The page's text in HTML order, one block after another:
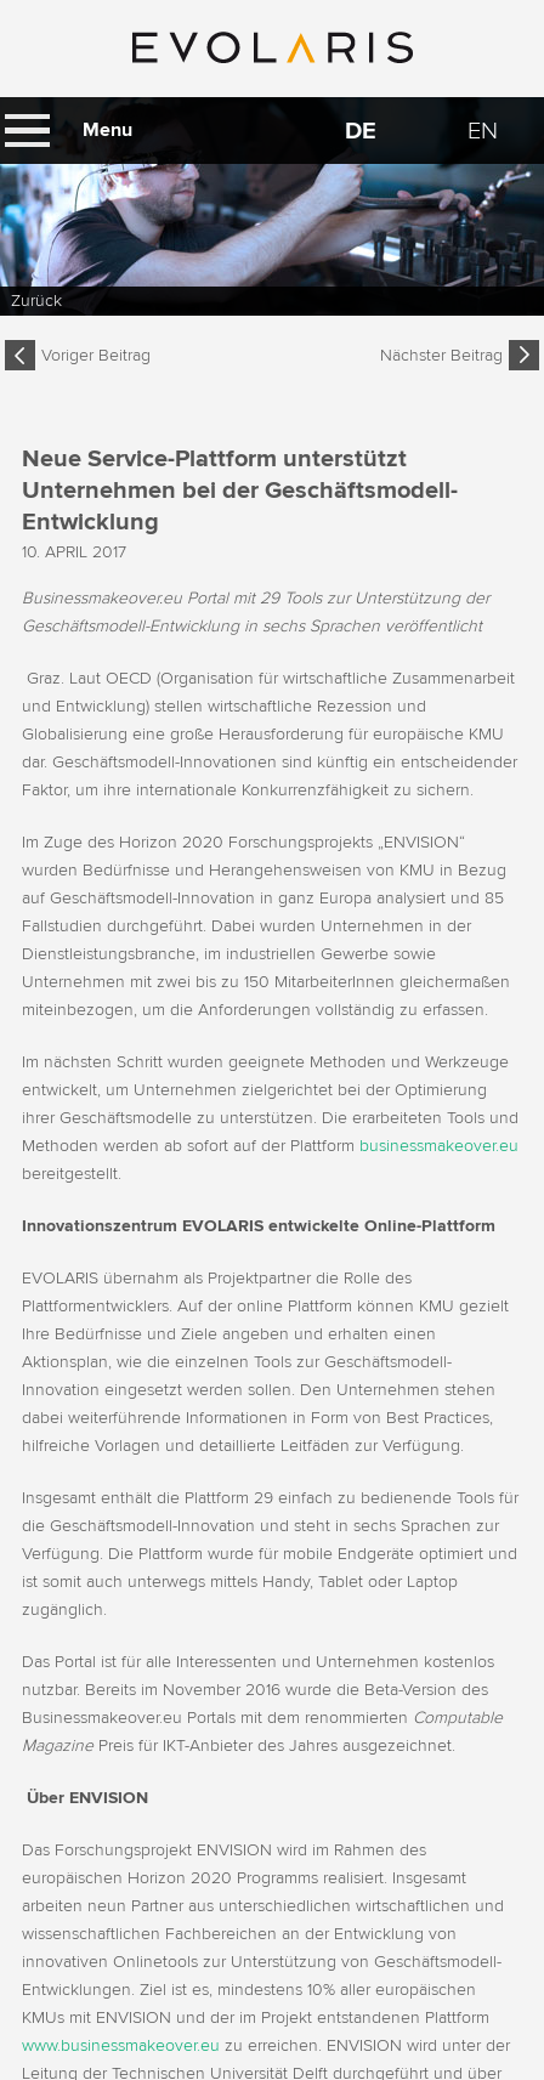
DE EN
Menu
Zurück
Nächster Beitrag
Voriger Beitrag
Neue Service-Plattform unterstützt
Unternehmen bei der Geschäftsmodell-
Entwicklung
10. APRIL 2017
Businessmakeover.eu Portal mit 29 Tools zur Unterstützung der
Geschäftsmodell-Entwicklung in sechs Sprachen veröffentlicht
Graz. Laut OECD (Organisation für wirtschaftliche Zusammenarbeit
und Entwicklung) stellen wirtschaftliche Rezession und
Globalisierung eine große Herausforderung für europäische KMU
dar. Geschäftsmodell-Innovationen sind künftig ein entscheidender
Faktor, um ihre internationale Konkurrenzfähigkeit zu sichern.
Im Zuge des Horizon 2020 Forschungsprojekts „ENVISION“
wurden Bedürfnisse und Herangehensweisen von KMU in Bezug
auf Geschäftsmodell-Innovation in ganz Europa analysiert und 85
Fallstudien durchgeführt. Dabei wurden Unternehmen in der
Dienstleistungsbranche, im industriellen Gewerbe sowie
Unternehmen mit zwei bis zu 150 MitarbeiterInnen gleichermaßen
miteinbezogen, um die Anforderungen vollständig zu erfassen.
Im nächsten Schritt wurden geeignete Methoden und Werkzeuge
entwickelt, um Unternehmen zielgerichtet bei der Optimierung
ihrer Geschäftsmodelle zu unterstützen. Die erarbeiteten Tools und
Methoden werden ab sofort auf der Plattform businessmakeover.eu
bereitgestellt.
Innovationszentrum EVOLARIS entwickelte Online-Plattform
EVOLARIS übernahm als Projektpartner die Rolle des
Plattformentwicklers. Auf der online Plattform können KMU gezielt
Ihre Bedürfnisse und Ziele angeben und erhalten einen
Aktionsplan, wie die einzelnen Tools zur Geschäftsmodell-
Innovation eingesetzt werden sollen. Den Unternehmen stehen
dabei weiterführende Informationen in Form von Best Practices,
hilfreiche Vorlagen und detaillierte Leitfäden zur Verfügung.
Insgesamt enthält die Plattform 29 einfach zu bedienende Tools für
die Geschäftsmodell-Innovation und steht in sechs Sprachen zur
Verfügung. Die Plattform wurde für mobile Endgeräte optimiert und
ist somit auch unterwegs mittels Handy, Tablet oder Laptop
zugänglich.
Das Portal ist für alle Interessenten und Unternehmen kostenlos
nutzbar. Bereits im November 2016 wurde die Beta-Version des
Businessmakeover.eu Portals mit dem renommierten Computable
MagazinePreis für IKT-Anbieter des Jahres ausgezeichnet.
Über ENVISION
Das Forschungsprojekt ENVISION wird im Rahmen des
europäischen Horizon 2020 Programms realisiert. Insgesamt
arbeiten neun Partner aus unterschiedlichen wirtschaftlichen und
wissenschaftlichen Fachbereichen an der Entwicklung von
innovativen Onlinetools zur Unterstützung von Geschäftsmodell-
Entwicklungen. Ziel ist es, mindestens 10% aller europäischen
KMUs mit ENVISION und der im Projekt entstandenen Plattform
www.businessmakeover.eu zu erreichen. ENVISION wird unter der
Leitung der Technischen Universität Delft durchgeführt und über